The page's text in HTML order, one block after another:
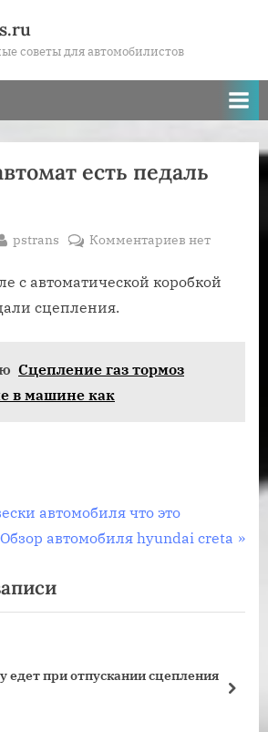
советы для автомобилистов
есть педаль
By
pstrans Комментариевк
В
нет
с автоматической коробкой
сцепления.
Сцепление газ тормоз
в машине как
автомобиля что это
С
е
д
Обзор автомобиля hyundai creta
едет при отпускании сцепления